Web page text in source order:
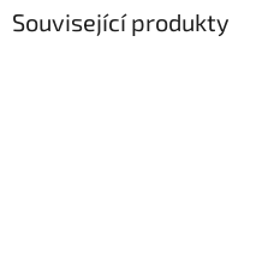
Související produkty